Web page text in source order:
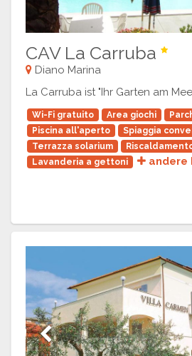
CAV La Carruba
Diano Marina
La Carruba ist "Ihr Garten am
Wi-Fi gratuito Area giochi
Piscina all'aperto
Spiaggia
Terrazza solarium
Lavanderia a gettoni
andere
Previous